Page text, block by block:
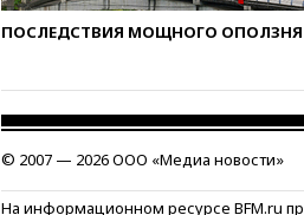
ПОСЛЕДСТВИЯ МОЩНОГО ОПОЛЗНЯ
© 2007 — 2026 ООО «Медиа новости»
На информационном ресурсе BFM.ru